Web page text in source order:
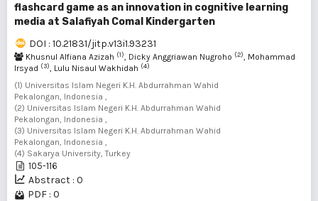
flashcard game as an innovation in cognitive learning
media at Salafiyah Comal Kindergarten
DOI : 10.21831/jitp.v13i1.93231
Khusnul Alfiana Azizah (1), Dicky Anggriawan Nugroho (2), Mohammad
Irsyad (3), Lulu Nisaul Wakhidah (4)
(1) Universitas Islam Negeri K.H. Abdurrahman Wahid
Pekalongan, Indonesia ,
(2) Universitas Islam Negeri K.H. Abdurrahman Wahid
Pekalongan, Indonesia ,
(3) Universitas Islam Negeri K.H. Abdurrahman Wahid
Pekalongan, Indonesia ,
(4) Sakarya University, Turkey
105-116
Abstract : 0
PDF : 0